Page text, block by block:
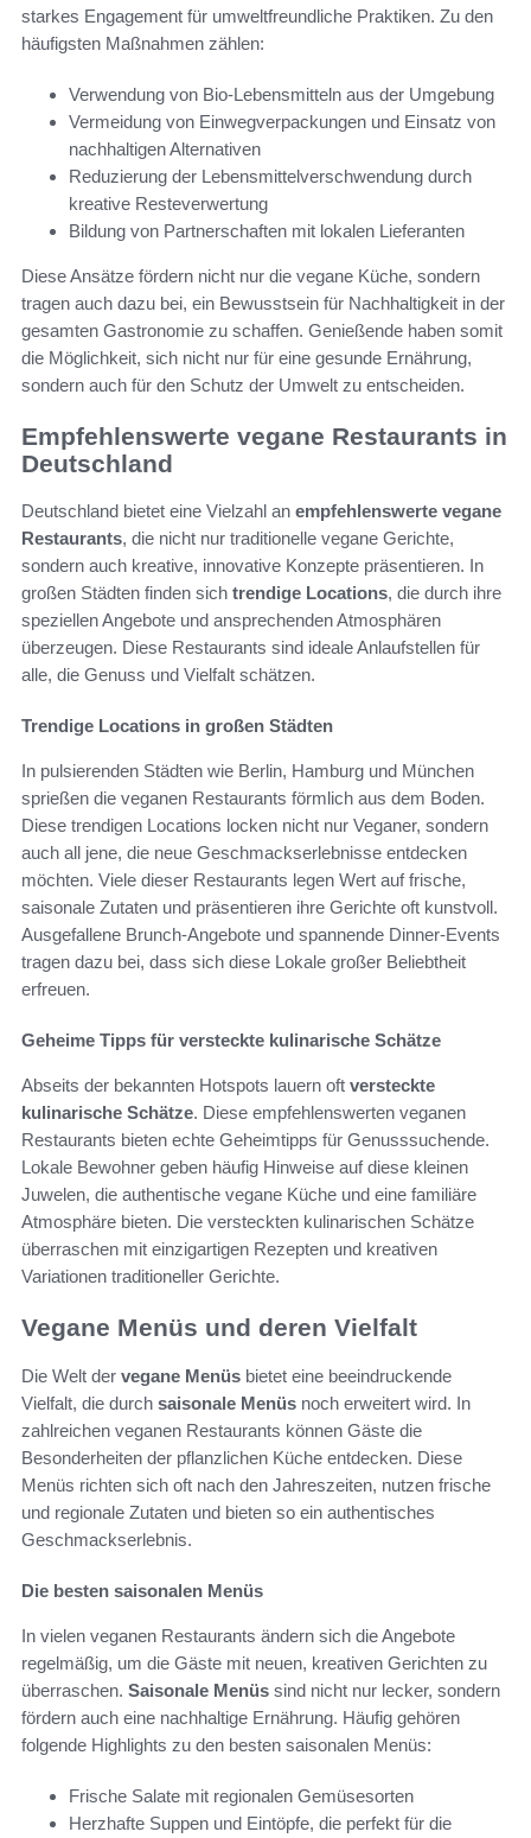
starkes Engagement für umweltfreundliche Praktiken. Zu den
häufigsten Maßnahmen zählen:
Verwendung von Bio-Lebensmitteln aus der Umgebung
Vermeidung von Einwegverpackungen und Einsatz von
nachhaltigen Alternativen
Reduzierung der Lebensmittelverschwendung durch
kreative Resteverwertung
Bildung von Partnerschaften mit lokalen Lieferanten
Diese Ansätze fördern nicht nur die vegane Küche, sondern
tragen auch dazu bei, ein Bewusstsein für Nachhaltigkeit in der
gesamten Gastronomie zu schaffen. Genießende haben somit
die Möglichkeit, sich nicht nur für eine gesunde Ernährung,
sondern auch für den Schutz der Umwelt zu entscheiden.
Empfehlenswerte vegane Restaurants in
Deutschland
Deutschland bietet eine Vielzahl an empfehlenswerte vegane
Restaurants, die nicht nur traditionelle vegane Gerichte,
sondern auch kreative, innovative Konzepte präsentieren. In
großen Städten finden sich trendige Locations, die durch ihre
speziellen Angebote und ansprechenden Atmosphären
überzeugen. Diese Restaurants sind ideale Anlaufstellen für
alle, die Genuss und Vielfalt schätzen.
Trendige Locations in großen Städten
In pulsierenden Städten wie Berlin, Hamburg und München
sprießen die veganen Restaurants förmlich aus dem Boden.
Diese trendigen Locations locken nicht nur Veganer, sondern
auch all jene, die neue Geschmackserlebnisse entdecken
möchten. Viele dieser Restaurants legen Wert auf frische,
saisonale Zutaten und präsentieren ihre Gerichte oft kunstvoll.
Ausgefallene Brunch-Angebote und spannende Dinner-Events
tragen dazu bei, dass sich diese Lokale großer Beliebtheit
erfreuen.
Geheime Tipps für versteckte kulinarische Schätze
Abseits der bekannten Hotspots lauern oft versteckte
kulinarische Schätze. Diese empfehlenswerten veganen
Restaurants bieten echte Geheimtipps für Genusssuchende.
Lokale Bewohner geben häufig Hinweise auf diese kleinen
Juwelen, die authentische vegane Küche und eine familiäre
Atmosphäre bieten. Die versteckten kulinarischen Schätze
überraschen mit einzigartigen Rezepten und kreativen
Variationen traditioneller Gerichte.
Vegane Menüs und deren Vielfalt
Die Welt der vegane Menüs bietet eine beeindruckende
Vielfalt, die durch saisonale Menüs noch erweitert wird. In
zahlreichen veganen Restaurants können Gäste die
Besonderheiten der pflanzlichen Küche entdecken. Diese
Menüs richten sich oft nach den Jahreszeiten, nutzen frische
und regionale Zutaten und bieten so ein authentisches
Geschmackserlebnis.
Die besten saisonalen Menüs
In vielen veganen Restaurants ändern sich die Angebote
regelmäßig, um die Gäste mit neuen, kreativen Gerichten zu
überraschen. Saisonale Menüs sind nicht nur lecker, sondern
fördern auch eine nachhaltige Ernährung. Häufig gehören
folgende Highlights zu den besten saisonalen Menüs:
Frische Salate mit regionalen Gemüsesorten
Herzhafte Suppen und Eintöpfe, die perfekt für die